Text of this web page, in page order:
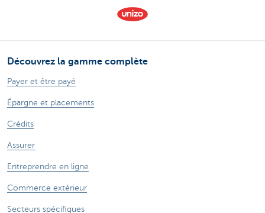
Découvrez la gamme complète
Payer et être payé
Épargne et placements
Crédits
Assurer
Entreprendre en ligne
Commerce extérieur
Secteurs spécifiques